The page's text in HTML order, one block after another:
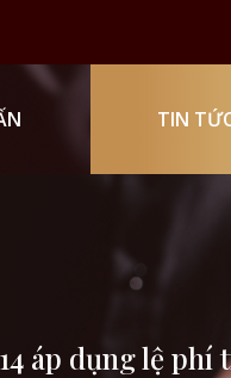
TIN
áp dụng lệ phí